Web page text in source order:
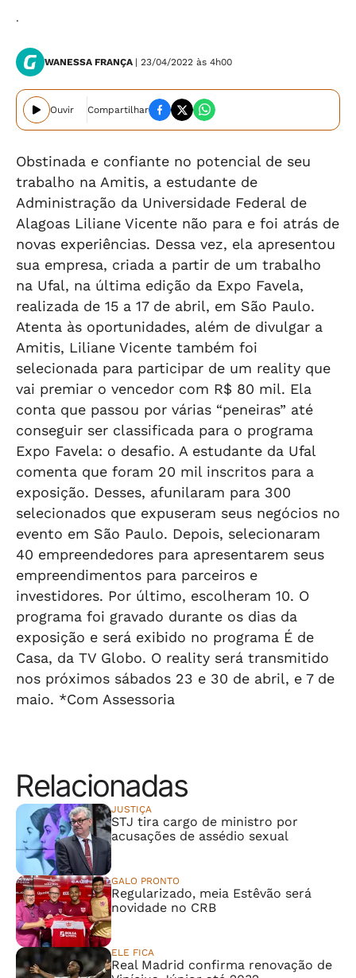
.
WANESSA FRANÇA | 23/04/2022 às 4h00
Ouvir Compartilhar
Obstinada e confiante no potencial de seu
trabalho na Amitis, a estudante de
Administração da Universidade Federal de
Alagoas Liliane Vicente não para e foi atrás de
novas experiências. Dessa vez, ela apresentou
sua empresa, criada a partir de um trabalho
na Ufal, na última edição da Expo Favela,
realizada de 15 a 17 de abril, em São Paulo.
Atenta às oportunidades, além de divulgar a
Amitis, Liliane Vicente também foi
selecionada para participar de um reality que
vai premiar o vencedor com R$ 80 mil. Ela
conta que passou por várias “peneiras” até
conseguir ser classificada para o programa
Expo Favela: o desafio. A estudante da Ufal
comenta que foram 20 mil inscritos para a
exposição. Desses, afunilaram para 300
selecionados que expuseram seus negócios no
evento em São Paulo. Depois, selecionaram
40 empreendedores para apresentarem seus
empreendimentos para parceiros e
investidores. Por último, escolheram 10. O
programa foi gravado durante os dias da
exposição e será exibido no programa É de
Casa, da TV Globo. O reality será transmitido
nos próximos sábados 23 e 30 de abril, e 7 de
maio. *Com Assessoria
Relacionadas
JUSTIÇA
STJ tira cargo de ministro por
acusações de assédio sexual
GALO PRONTO
Regularizado, meia Estêvão será
novidade no CRB
ELE FICA
Real Madrid confirma renovação de